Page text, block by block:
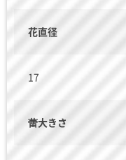
花直径
17
蕾大きさ